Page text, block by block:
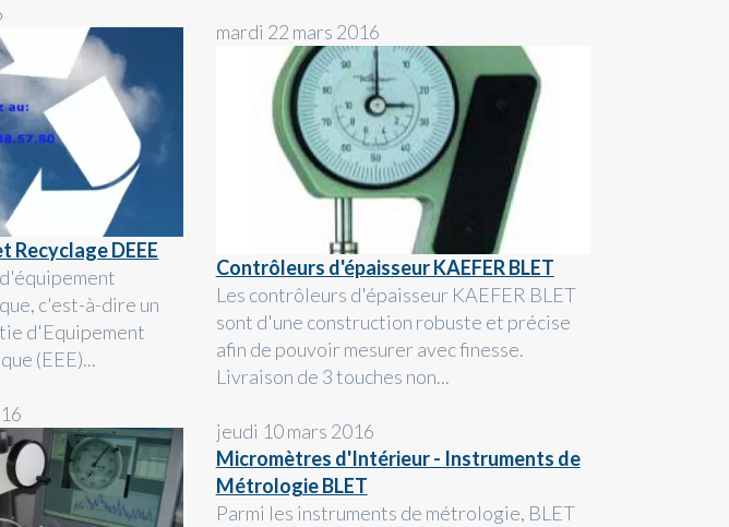
Recyclage DEEE
c'est-à-dire un
d'Equipement
(EEE)...
mardi 22 mars 2016
Contrôleurs d'épaisseur KAEFER BLET
Les contrôleurs d'épaisseur KAEFER BLET
sont d'une construction robuste et précise
afin de pouvoir mesurer avec finesse.
Livraison de 3 touches non...
jeudi 10 mars 2016
Micromètres d'Intérieur - Instruments de
Métrologie BLET
Parmi les instruments de métrologie, BLET